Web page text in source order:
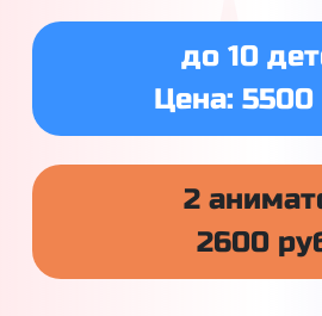
до 10
Цена: 5500
2
2600